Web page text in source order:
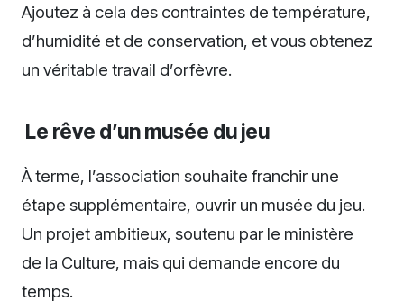
Ajoutez à cela des contraintes de température,
d’humidité et de conservation, et vous obtenez
un véritable travail d’orfèvre.
Le rêve d’un musée du jeu
À terme, l’association souhaite franchir une
étape supplémentaire, ouvrir un musée du jeu.
Un projet ambitieux, soutenu par le ministère
de la Culture, mais qui demande encore du
temps.